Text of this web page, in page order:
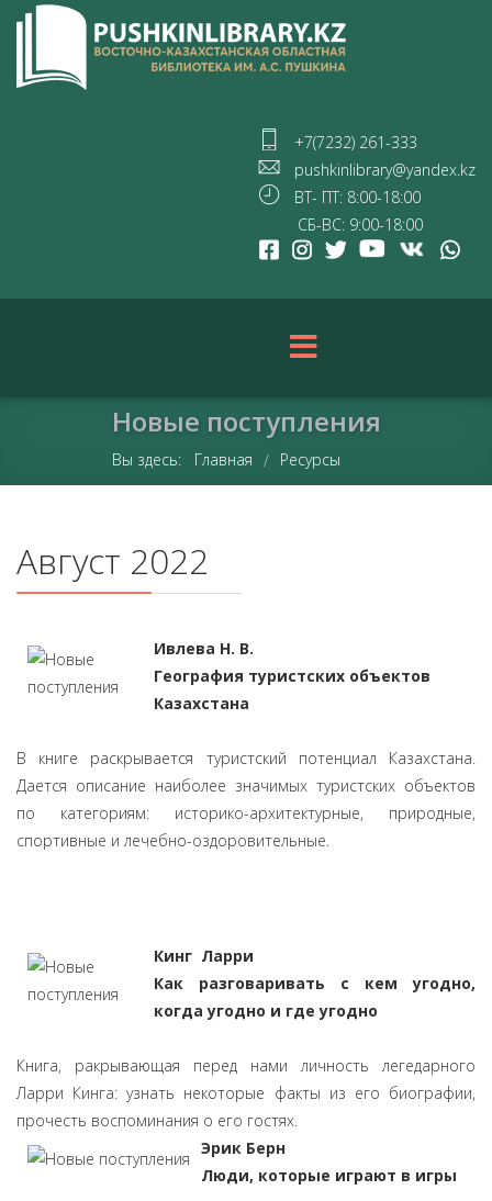
+7(7232) 261-333
pushkinlibrary@yandex.kz
ВТ- ПТ: 8:00-18:00
СБ-ВС: 9:00-18:00
Новые поступления
Вы здесь: Главная / Ресурсы
Август 2022
Ивлева Н. В.
География туристских объектов
Казахстана
В книге раскрывается туристский потенциал Казахстана.
Дается описание наиболее значимых туристских объектов
по категориям: историко-архитектурные, природные,
спортивные и лечебно-оздоровительные.
Кинг Ларри
Как разговаривать с кем угодно,
когда угодно и где угодно
Книга, ракрывающая перед нами личность легедарного
Ларри Кинга: узнать некоторые факты из его биографии,
прочесть воспоминания о его гостях.
Эрик Берн
Люди, которые играют в игры